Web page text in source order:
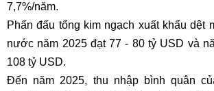
7,7%/năm.
Phấn đấu tổng kim ngạch xuất khẩu dệt
nước năm 2025 đạt 77 - 80 tỷ USD và
108 tỷ USD.
Đến năm 2025, thu nhập bình quân